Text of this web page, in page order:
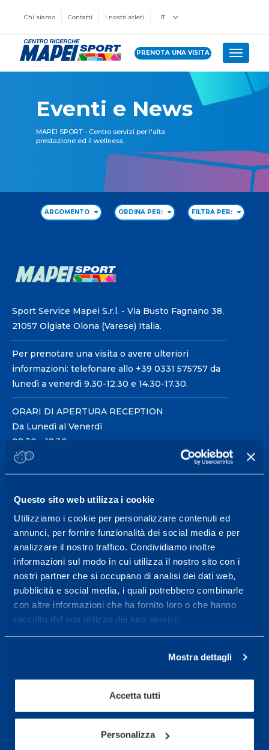
Questo sito web utilizza i cookie
Utilizziamo i cookie per personalizzare contenuti ed
annunci, per fornire funzionalità dei social media e per
analizzare il nostro traffico. Condividiamo inoltre
informazioni sul modo in cui utilizza il nostro sito con i
nostri partner che si occupano di analisi dei dati web,
pubblicità e social media, i quali potrebbero combinarle
con altre informazioni che ha fornito loro o che hanno
raccolto dal suo utilizzo dei loro servizi.
Mostra dettagli
Accetta tutti
Personalizza
Chi siamo Contatti I nostri atleti IT
PRENOTA UNA VISITA Toggle
Eventi e News
MAPEI SPORT - Centro servizi per l'alta
prestazione ed il wellness.
ARGOMENTO ORDINA PER: FILTRA PER:
Sport Service Mapei S.r.l. - Via Busto Fagnano 38,
21057 Olgiate Olona (Varese) Italia.
Per prenotare una visita o avere ulteriori
informazioni: telefonare allo +39 0331 575757 da
lunedì a venerdì 9.30-12.30 e 14.30-17.30.
ORARI DI APERTURA RECEPTION
Da Lunedì al Venerdì
08.30 - 18.30
Centro servizi per l'alta
prestazione ed il
wellness.
Maggiori informazioni
Servizi
Servizi Medici
Test di valutazione